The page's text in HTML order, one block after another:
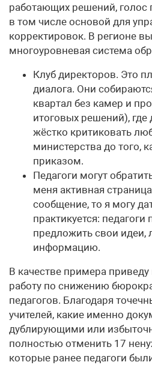
работающих решений, голос
в том числе основой для
корректировок. В регионе
многоуровневая система
Клуб директоров. Это
диалога. Они
квартал без камер и
итоговых решений), где
жёстко критиковать
министерства до того,
приказом.
Педагоги могут
меня активная
сообщение, то я могу
практикуется: педагоги
предложить свои идеи,
информацию.
В качестве примера
работу по снижению
педагогов. Благодаря
учителей, какие именно
дублирующими или
полностью отменить 17
которые ранее педагоги